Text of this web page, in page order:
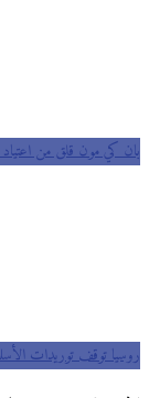
بان كي مون قلق من اعتياد
روسيا توقف توريدات